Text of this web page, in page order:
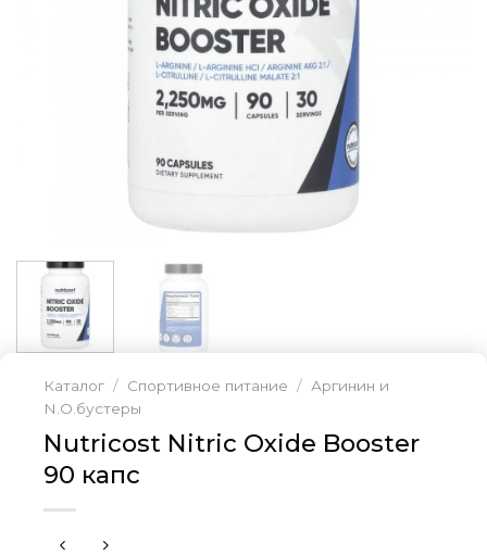
Каталог / Спортивное питание / Аргинин и
N.O.бустеры
Nutricost Nitric Oxide Booster
90 капс